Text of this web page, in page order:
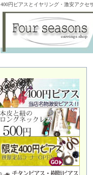
400円ピアスとイヤリング・激安アクセ